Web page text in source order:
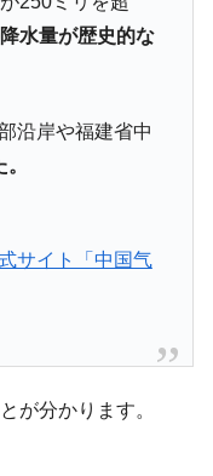
水量が歴史的な
沿岸や福建省中
サイト「中国气
が分かります。